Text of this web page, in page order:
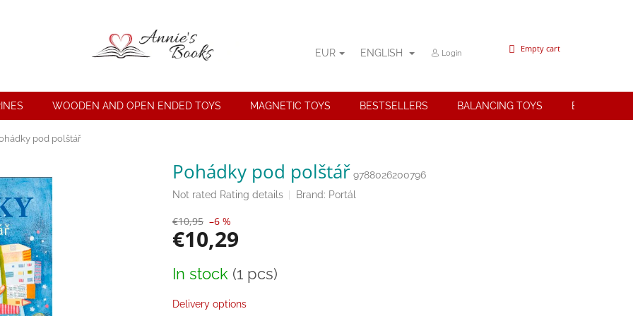
EUR
ENGLISH Login
SHOPPING
Empty cart
WOODEN AND OPEN ENDED TOYS MAGNETIC TOYS BESTSELLERS BALANCING TOYS BRANDS
pod polštář
Pohádky pod polštář 9788026200796
The
product
rating
is
out
5
Not rated Rating details Brand: Portál
€10,95 –6 %
€10,29
price:
In stock (1 pcs)
Delivery options